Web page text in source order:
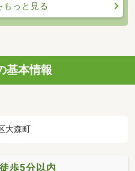
もっと見る
基本情報
大森町
歩5分以内